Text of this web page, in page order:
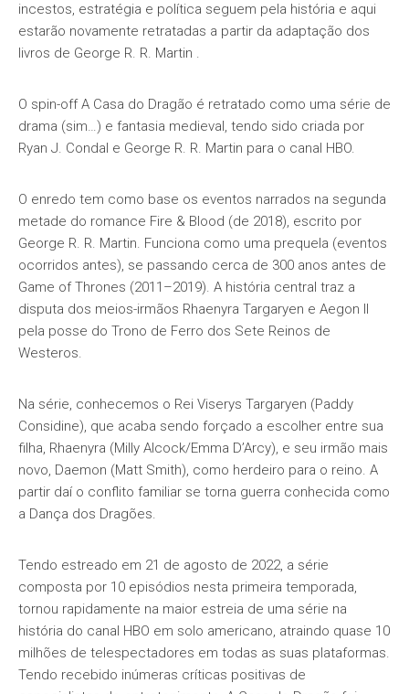
incestos, estratégia e política seguem pela história e aqui
estarão novamente retratadas a partir da adaptação dos
livros de George R. R. Martin .
O spin-off A Casa do Dragão é retratado como uma série de
drama (sim…) e fantasia medieval, tendo sido criada por
Ryan J. Condal e George R. R. Martin para o canal HBO.
O enredo tem como base os eventos narrados na segunda
metade do romance Fire & Blood (de 2018), escrito por
George R. R. Martin. Funciona como uma prequela (eventos
ocorridos antes), se passando cerca de 300 anos antes de
Game of Thrones (2011–2019). A história central traz a
disputa dos meios-irmãos Rhaenyra Targaryen e Aegon II
pela posse do Trono de Ferro dos Sete Reinos de
Westeros.
Na série, conhecemos o Rei Viserys Targaryen (Paddy
Considine), que acaba sendo forçado a escolher entre sua
filha, Rhaenyra (Milly Alcock/Emma D’Arcy), e seu irmão mais
novo, Daemon (Matt Smith), como herdeiro para o reino. A
partir daí o conflito familiar se torna guerra conhecida como
a Dança dos Dragões.
Tendo estreado em 21 de agosto de 2022, a série
composta por 10 episódios nesta primeira temporada,
tornou rapidamente na maior estreia de uma série na
história do canal HBO em solo americano, atraindo quase 10
milhões de telespectadores em todas as suas plataformas.
Tendo recebido inúmeras críticas positivas de